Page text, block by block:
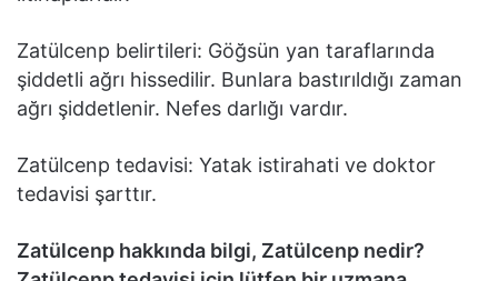
Zatülcenp belirtileri: Göğsün yan taraflarında
şiddetli ağrı hissedilir. Bunlara bastırıldığı zaman
ağrı şiddetlenir. Nefes darlığı vardır.
Zatülcenp tedavisi: Yatak istirahati ve doktor
tedavisi şarttır.
Zatülcenp hakkında bilgi, Zatülcenp nedir?